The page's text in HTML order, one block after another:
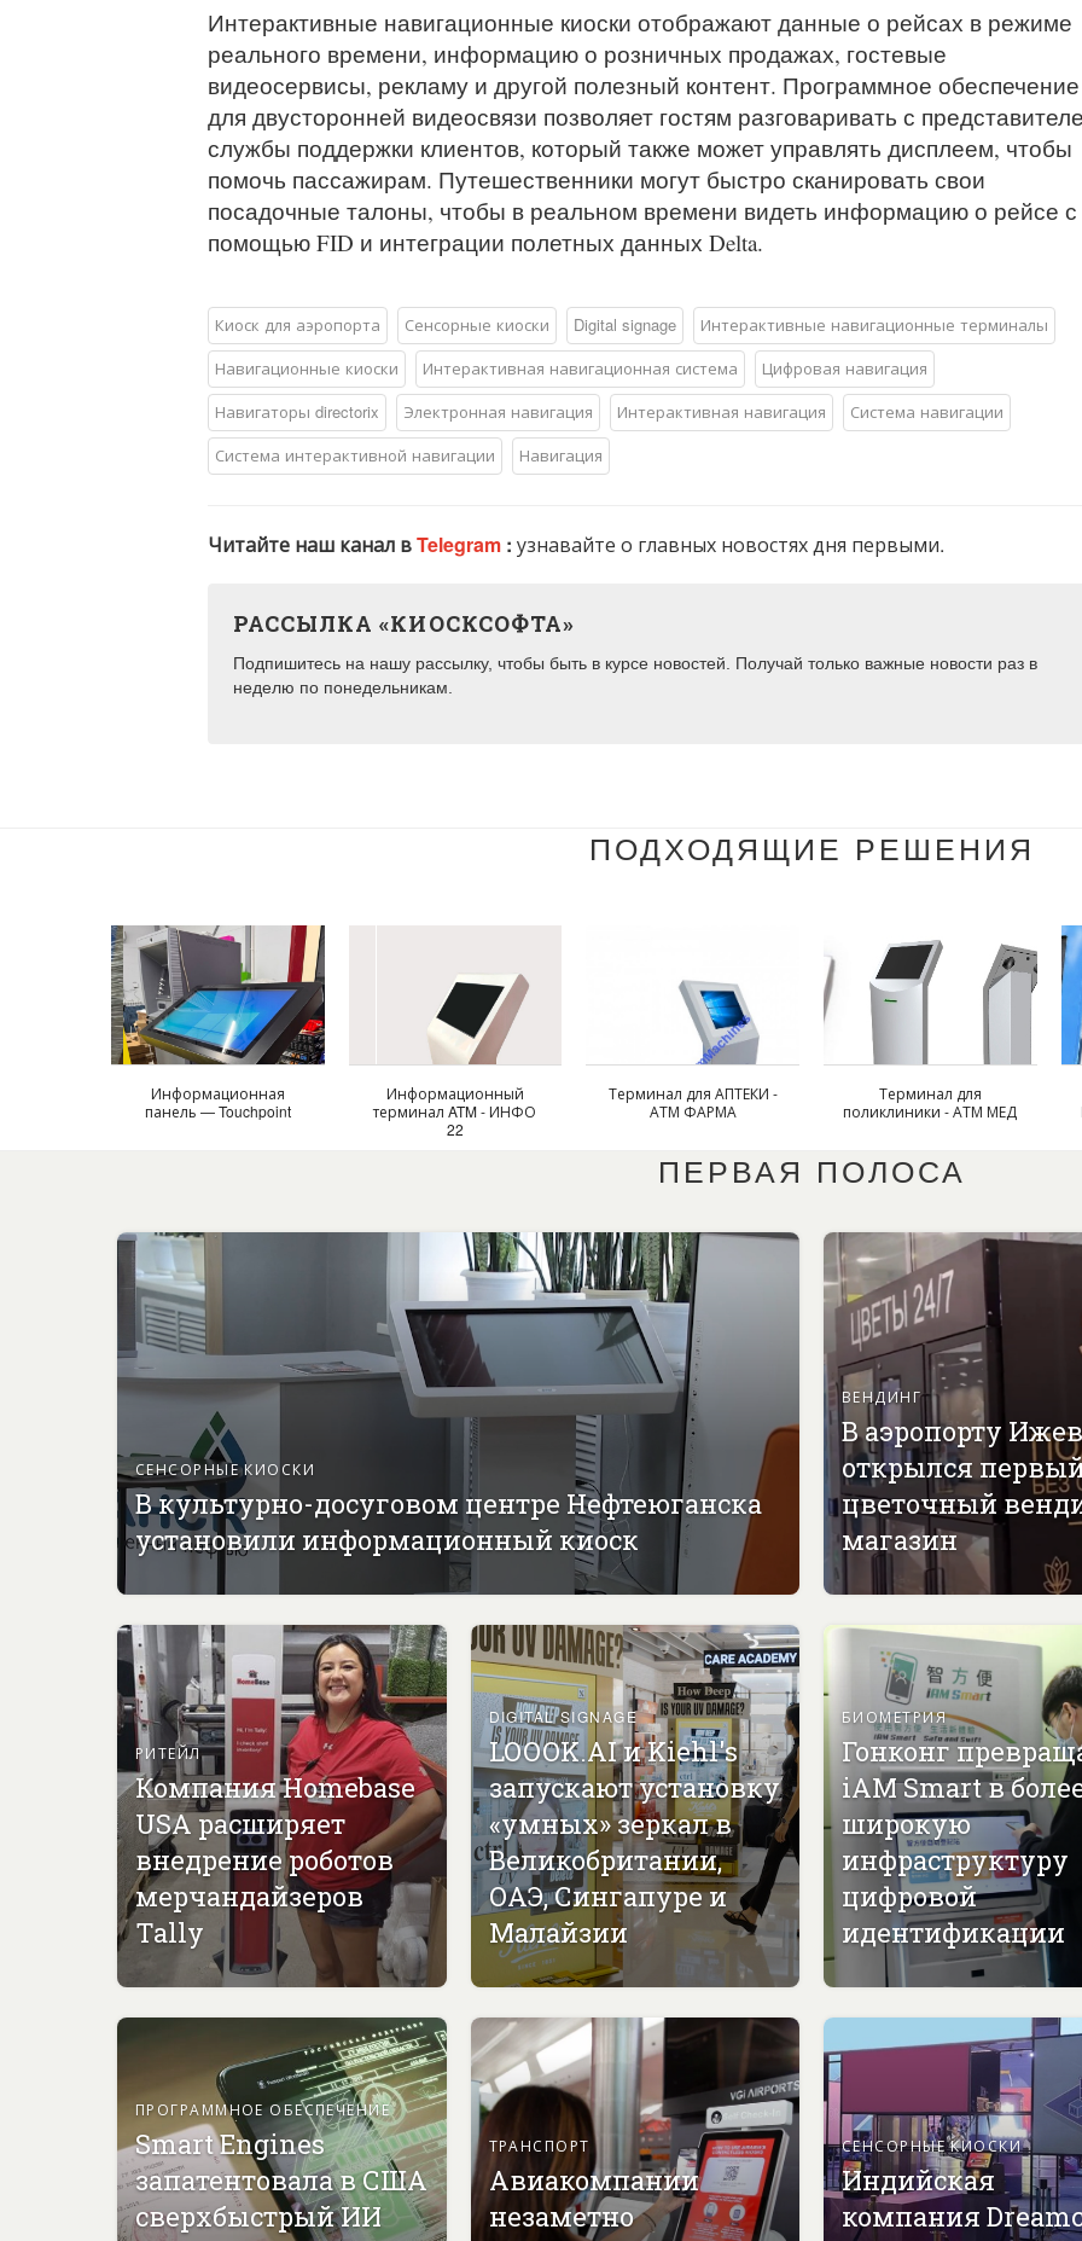
Интерактивные навигационные киоски отображают данные о рейсах в режиме
реального времени, информацию о розничных продажах, гостевые
видеосервисы, рекламу и другой полезный контент. Программное обеспечение
для двусторонней видеосвязи позволяет гостям разговаривать с
службы поддержки клиентов, который также может управлять дисплеем, чтобы
помочь пассажирам. Путешественники могут быстро сканировать свои
посадочные талоны, чтобы в реальном времени видеть информацию о рейсе с
помощью FID и интеграции полетных данных Delta.
Киоск для аэропорта Сенсорные киоски Digital signage
Интерактивные навигационные терминалы
Навигационные киоски
Интерактивная навигационная система
Цифровая навигация
Навигаторы directorix
Электронная навигация Интерактивная навигация
Система навигации
Система интерактивной навигации
Навигация
Читайте наш канал вTelegram : узнавайте о главных новостях дня первыми.
РАССЫЛКА «КИОСКСОФТА»
Подпишитесь на нашу рассылку, чтобы быть в курсе новостей. Получай только важные новости раз в
неделю по понедельникам.
ПОДХОДЯЩИЕ РЕШЕНИЯ
Информационная
панель — Touchpoint
Информационный
терминал ATM - ИНФО
22
Терминал для АПТЕКИ -
АТМ ФАРМА
Терминал для
поликлиники - АТМ МЕД
ПЕРВАЯ ПОЛОСА
СЕНСОРНЫЕ КИОСКИ
В культурно-досуговом центре Нефтеюганска
установили информационный киоск
ВЕНДИНГ
В аэропорту
открылся
цветочный
магазин
РИТЕЙЛ
Компания Homebase
USA расширяет
внедрение роботов
мерчандайзеров
Tally
DIGITAL SIGNAGE
LOOOK.AI и Kiehl's
запускают установку
«умных» зеркал в
Великобритании,
ОАЭ, Сингапуре и
Малайзии
БИОМЕТРИЯ
Гонконг
iAM Smart в
широкую
инфраструктуру
цифровой
идентификации
ПРОГРАММНОЕ ОБЕСПЕЧЕНИЕ
Smart Engines
запатентовала в США
сверхбыстрый ИИ
ТРАНСПОРТ
Авиакомпании
незаметно
СЕНСОРНЫЕ КИОСКИ
Индийская
компания